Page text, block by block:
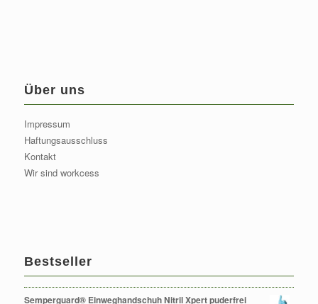
Über uns
Impressum
Haftungsausschluss
Kontakt
Wir sind workcess
Bestseller
Semperguard® Einweghandschuh Nitril Xpert puderfrei